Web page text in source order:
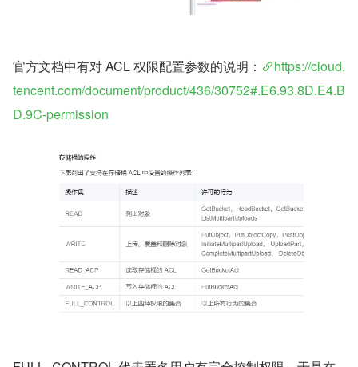
官方文档中有对 ACL 权限配置参数的说明：
https://cloud.
tencent.com/document/product/436/30752#.E6.93.8D.E4.B
D.9C-permission